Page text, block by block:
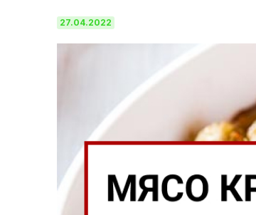
27.04.2022